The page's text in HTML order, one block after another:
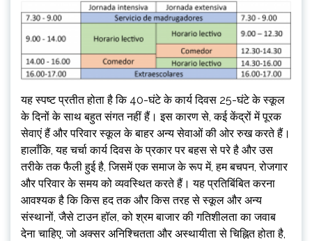
यह स्पष्ट प्रतीत होता है कि 40-घंटे के कार्य दिवस 25-घंटे के स्कूल
के दिनों के साथ बहुत संगत नहीं हैं। इस कारण से, कई केंद्रों में पूरक
सेवाएं हैं और परिवार स्कूल के बाहर अन्य सेवाओं की ओर रुख करते हैं।
हालाँकि, यह चर्चा कार्य दिवस के प्रकार पर बहस से परे है और उस
तरीके तक फैली हुई है, जिसमें एक समाज के रूप में, हम बचपन, रोजगार
और परिवार के समय को व्यवस्थित करते हैं। यह प्रतिबिंबित करना
आवश्यक है कि किस हद तक और किस तरह से स्कूल और अन्य
संस्थानों, जैसे टाउन हॉल, को श्रम बाजार की गतिशीलता का जवाब
देना चाहिए, जो अक्सर अनिश्चितता और अस्थायीता से चिह्नित होता है,